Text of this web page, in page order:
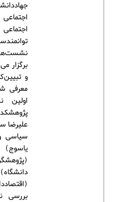
برگزار
و
معرفی
اولین
علیرضا
سیاسی
یاسوج)
بررسی